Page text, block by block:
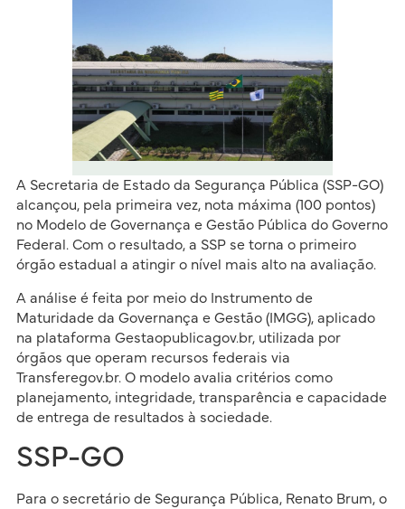
A Secretaria de Estado da Segurança Pública (SSP-GO)
alcançou, pela primeira vez, nota máxima (100 pontos)
no Modelo de Governança e Gestão Pública do Governo
Federal. Com o resultado, a SSP se torna o primeiro
órgão estadual a atingir o nível mais alto na avaliação.
A análise é feita por meio do Instrumento de
Maturidade da Governança e Gestão (IMGG), aplicado
na plataforma Gestaopublicagov.br, utilizada por
órgãos que operam recursos federais via
Transferegov.br. O modelo avalia critérios como
planejamento, integridade, transparência e capacidade
de entrega de resultados à sociedade.
SSP-GO
Para o secretário de Segurança Pública, Renato Brum, o